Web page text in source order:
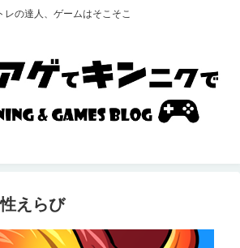
レの達人、ゲームはそこそこ
えらび